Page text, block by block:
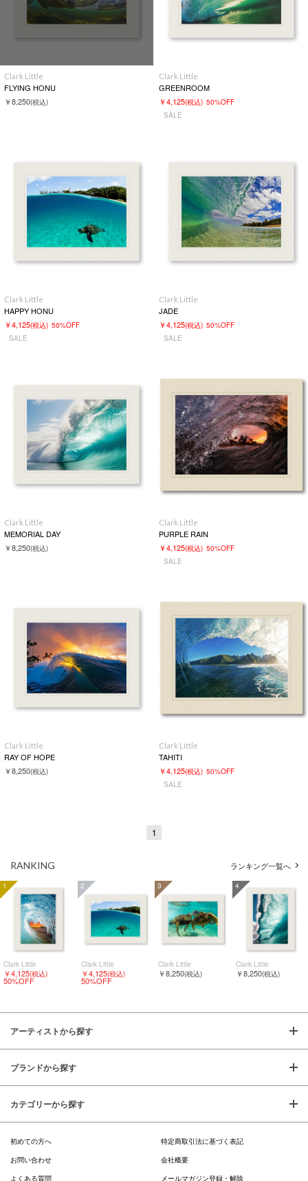
Clark Little
FLYING HONU
￥8,250(税込)
Clark Little
GREENROOM
￥4,125(税込) 50%OFF
SALE
Clark Little
HAPPY HONU
￥4,125(税込) 50%OFF
SALE
Clark Little
JADE
￥4,125(税込) 50%OFF
SALE
Clark Little
MEMORIAL DAY
￥8,250(税込)
Clark Little
PURPLE RAIN
￥4,125(税込) 50%OFF
SALE
Clark Little
RAY OF HOPE
￥8,250(税込)
Clark Little
TAHITI
￥4,125(税込) 50%OFF
SALE
1
RANKING ランキング一覧へ
1
Clark Little
￥4,125(税込)
50%OFF
2
Clark Little
￥4,125(税込)
50%OFF
3
Clark Little
￥8,250(税込)
4
Clark Little
￥8,250(税込)
アーティストから探す
ブランドから探す
カテゴリーから探す
初めての方へ
特定商取引法に基づく表記
お問い合わせ
会社概要
よくある質問
メールマガジン登録・解除